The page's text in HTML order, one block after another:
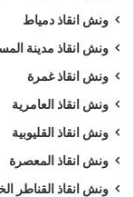
ونش انقاذ دمياط
ونش انقاذ مدينة
ونش انقاذ غمرة
ونش انقاذ العامرية
ونش انقاذ القليوبية
ونش انقاذ المعصرة
ونش انقاذ القناطر